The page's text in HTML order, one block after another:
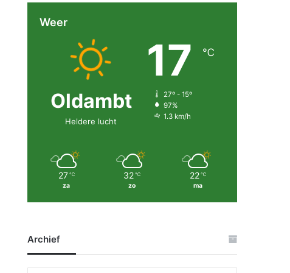
Weer
Oldambt
Heldere lucht
17 ℃
27º - 15º
97%
1.3 km/h
27 ℃
za
32 ℃
zo
22 ℃
ma
Archief